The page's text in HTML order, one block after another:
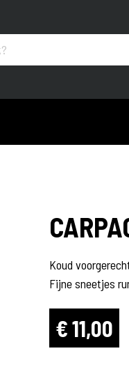
Koude buffetten
Voorgerechten
Koud
Fijne sneetjes
€ 11,00